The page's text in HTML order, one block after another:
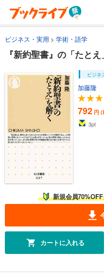
ビジネス・実用 学術・語学
『新約聖書』の「たとえ
ビジネ
加藤隆
792 円 (
3pt
新規会員
カートに入れる